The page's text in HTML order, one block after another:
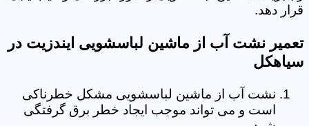
قرار دهد.
تعمیر نشت آب از ماشین لباسشویی ایندزیت در
سیاهکل
نشت آب از ماشین لباسشویی مشکل خطرناکی
است و می تواند موجب ایجاد خطر برق گرفتگی